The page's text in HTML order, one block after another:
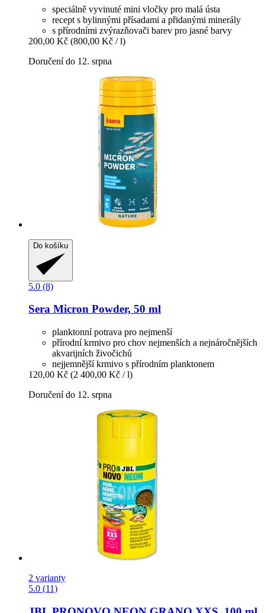
speciálně vyvinuté mini vločky pro malá ústa
recept s bylinnými přísadami a přidanými minerály
s přírodními zvýrazňovači barev pro jasné barvy
200,00 Kč (800,00 Kč / l)
Doručení do 12. srpna
Do košíku
5.0 (8)
Sera Micron Powder, 50 ml
planktonní potrava pro nejmenší
přírodní krmivo pro chov nejmenších a nejnáročnějších
akvarijních živočichů
nejjemnější krmivo s přírodním planktonem
120,00 Kč (2 400,00 Kč / l)
Doručení do 12. srpna
2 varianty
5.0 (11)